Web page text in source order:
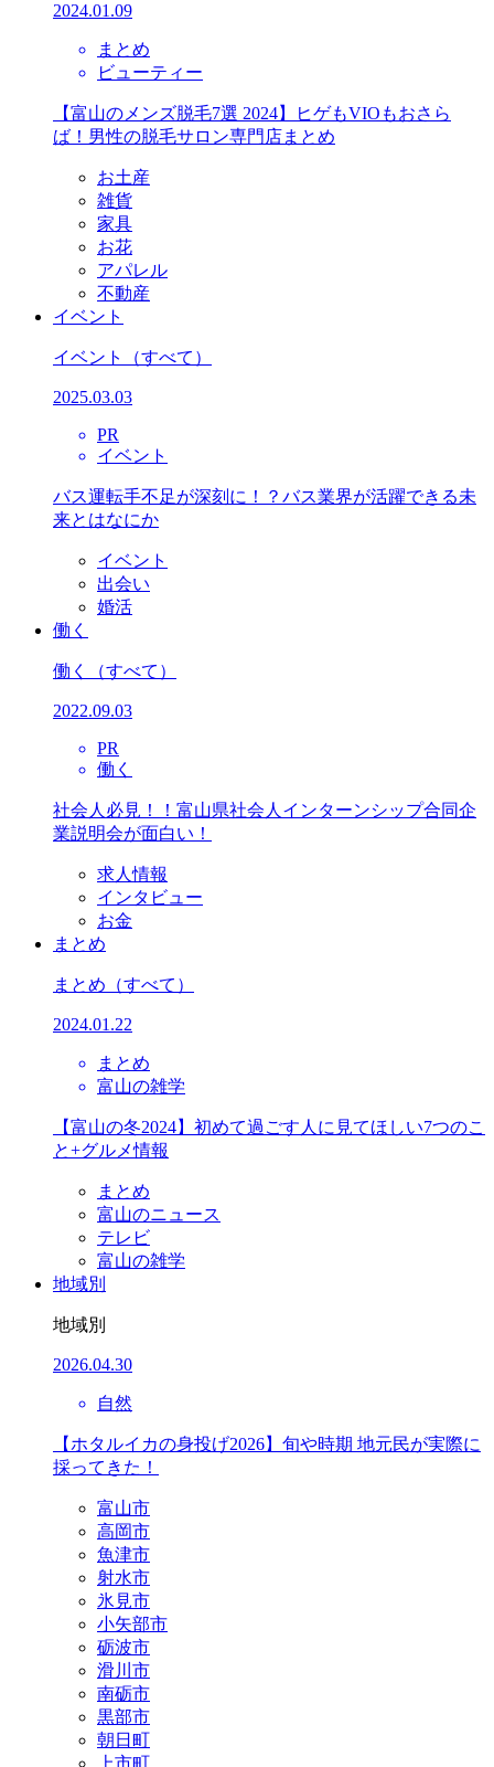
2024.01.09
まとめ
ビューティー
【富山のメンズ脱毛7選 2024】ヒゲもVIOもおさら
ば！男性の脱毛サロン専門店まとめ
お土産
雑貨
家具
お花
アパレル
不動産
イベント
イベント （すべて）
2025.03.03
PR
イベント
バス運転手不足が深刻に！？バス業界が活躍できる未
来とはなにか
イベント
出会い
婚活
働く
働く （すべて）
2022.09.03
PR
働く
社会人必見！！富山県社会人インターンシップ合同企
業説明会が面白い！
求人情報
インタビュー
お金
まとめ
まとめ （すべて）
2024.01.22
まとめ
富山の雑学
【富山の冬2024】初めて過ごす人に見てほしい7つのこ
と+グルメ情報
まとめ
富山のニュース
テレビ
富山の雑学
地域別
地域別
2026.04.30
自然
【ホタルイカの身投げ2026】旬や時期 地元民が実際に
採ってきた！
富山市
高岡市
魚津市
射水市
氷見市
小矢部市
砺波市
滑川市
南砺市
黒部市
朝日町
上市町